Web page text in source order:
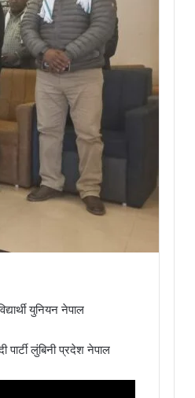
युनियन नेपाल
लुंबिनी प्रदेश नेपाल